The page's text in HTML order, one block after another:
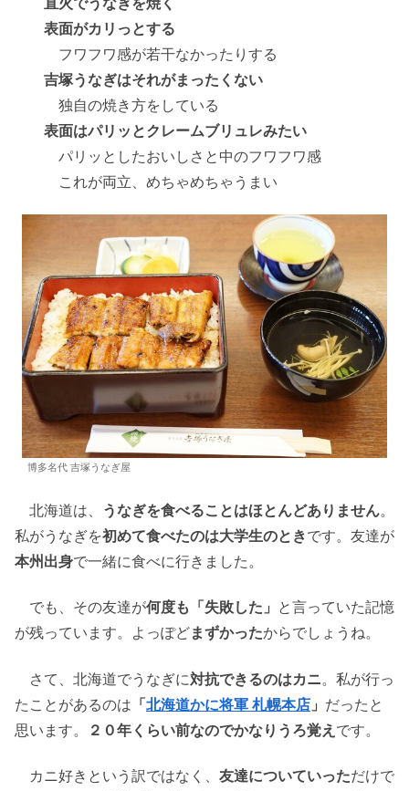
表面がカリっとする
フワフワ感が若干なかったりする
吉塚うなぎはそれがまったくない
独自の焼き方をしている
表面はパリッとクレームブリュレみたい
パリッとしたおいしさと中のフワフワ感
これが両立、めちゃめちゃうまい
博多名代 吉塚うなぎ屋
北海道は、 うなぎを食べることはほとんどありません。
私がうなぎを初めて食べたのは大学生のときです。友達が
本州出身で一緒に食べに行きました。
でも、その友達が何度も「失敗した」 と言っていた記憶
が残っています。よっぽどまずかったからでしょうね。
さて、北海道でうなぎに対抗できるのはカニ。私が行っ
たことがあるのは 「北海道かに将軍 札幌本店 」 だったと
思います。
２０年くらい前なのでかなりうろ覚え です。
カニ好きという訳ではなく、 友達についていっただけで